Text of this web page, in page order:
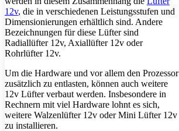
12v, die in verschiedenen Leistungsstufen und
Dimensionierungen erhältlich sind. Andere
Bezeichnungen für diese Lüfter sind
Radiallüfter 12v, Axiallüfter 12v oder
Rohrlüfter 12v.
Um die Hardware und vor allem den Prozessor
zusätzlich zu entlasten, können auch weitere
12v Lüfter verbaut werden. Insbesondere in
Rechnern mit viel Hardware lohnt es sich,
weitere Walzenlüfter 12v oder Mini Lüfter 12v
zu installieren.